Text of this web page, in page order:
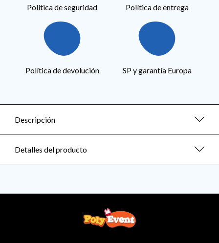
Política de seguridad Política de entrega
Política de devolución SP y garantía Europa
Descripción
Detalles del producto